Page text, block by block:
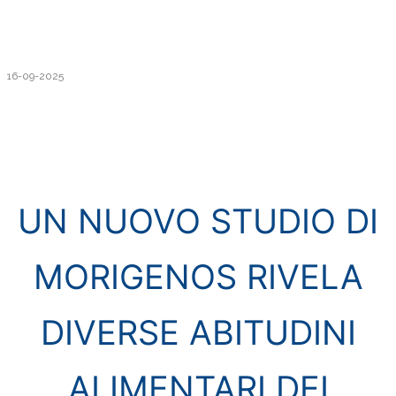
16-09-2025
UN NUOVO STUDIO DI
MORIGENOS RIVELA
DIVERSE ABITUDINI